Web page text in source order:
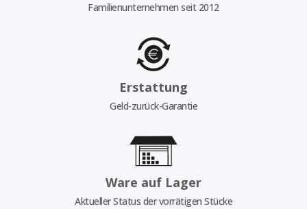
Familienunternehmen seit 2012
Erstattung
Geld-zurück-Garantie
Ware auf Lager
Aktueller Status der vorrätigen Stücke